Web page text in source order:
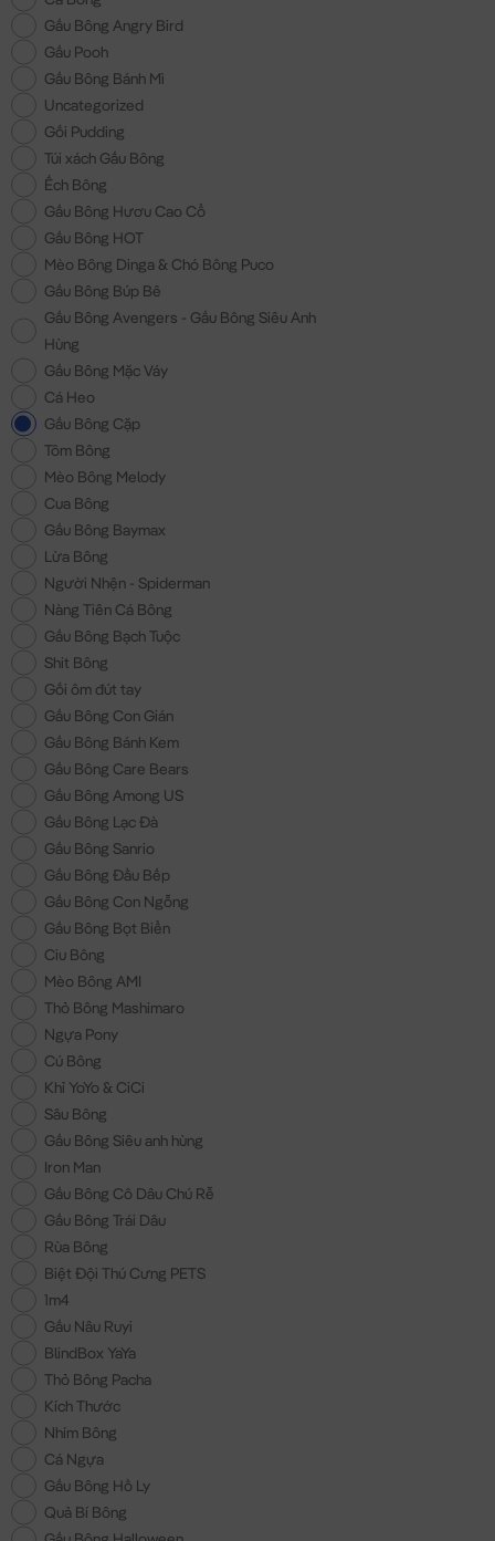
Gấu Bông Angry Bird
Gấu Pooh
Gấu Bông Bánh Mì
Uncategorized
Gối Pudding
Túi xách Gấu Bông
Ếch Bông
Gấu Bông Hươu Cao Cổ
Gấu Bông HOT
Mèo Bông Dinga & Chó Bông Puco
Gấu Bông Búp Bê
Gấu Bông Avengers - Gấu Bông Siêu Anh
Hùng
Gấu Bông Mặc Váy
Cá Heo
Gấu Bông Cặp
Tôm Bông
Mèo Bông Melody
Cua Bông
Gấu Bông Baymax
Lừa Bông
Người Nhện - Spiderman
Nàng Tiên Cá Bông
Gấu Bông Bạch Tuộc
Shit Bông
Gối ôm đút tay
Gấu Bông Con Gián
Gấu Bông Bánh Kem
Gấu Bông Care Bears
Gấu Bông Among US
Gấu Bông Lạc Đà
Gấu Bông Sanrio
Gấu Bông Đầu Bếp
Gấu Bông Con Ngỗng
Gấu Bông Bọt Biển
Ciu Bông
Mèo Bông AMI
Thỏ Bông Mashimaro
Ngựa Pony
Cú Bông
Khỉ YoYo & CiCi
Sâu Bông
Gấu Bông Siêu anh hùng
Iron Man
Gấu Bông Cô Dâu Chú Rễ
Gấu Bông Trái Dâu
Rùa Bông
Biệt Đội Thú Cưng PETS
1m4
Gấu Nâu Ruyi
BlindBox YaYa
Thỏ Bông Pacha
Kích Thước
Nhím Bông
Cá Ngựa
Gấu Bông Hồ Ly
Quả Bí Bông